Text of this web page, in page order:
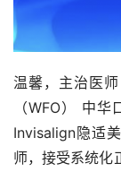
温馨，主治医
（WFO） 中
Invisalign隐适
师，接受系统化